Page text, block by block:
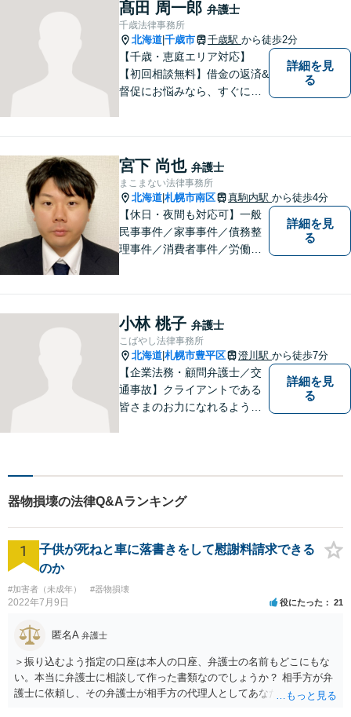
髙田 周一郎 弁護士
千歳法律事務所
北海道 千歳市 千歳駅 から徒歩2分
【千歳・恵庭エリア対応】
【初回相談無料】借金の返済&
督促にお悩みなら、すぐにご
産の解決実績多数！【千歳駅
徒歩２分】【分割払い可】
詳細を見
る
宮下 尚也 弁護士
まこまない法律事務所
北海道 札幌市南区 真駒内駅 から徒歩4分
【休日・夜間も対応可】一般
民事事件／家事事件／債務整
理事件／消費者事件／労働事
を抱え込まず、まずは一度ご
相談ください！
詳細を見
る
小林 桃子 弁護士
こばやし法律事務所
北海道 札幌市豊平区 澄川駅 から徒歩7分
【企業法務・顧問弁護士／交
通事故】クライアントである
皆さまのお力になれるよう全
詳細を見
る
器物損壊の法律Q&Aランキング
1
子供が死ねと車に落書きをして慰謝料請求できる
のか
#加害者（未成年） #器物損壊
2022年7月9日 役にたった 21
匿名A 弁護士
＞振り込むよう指定の口座は本人の口座、弁護士の名前もどこにもな
い。本当に弁護士に相談して作った書類なのでしょうか？ 相手方が弁
護士に依頼し、その弁護士が相手方の代理人としてあなたと交渉し、